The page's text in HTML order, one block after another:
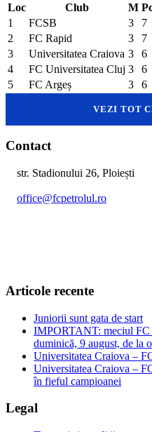
Loc Club M
1
FCSB 3
7
2
FC Rapid 3
7
3
Universitatea Craiova 3
6
4
FC Universitatea Cluj 3
6
5
FC Argeș 3 6
VEZI TOT
Contact
str. Stadionului 26, Ploiești
office@fcpetrolul.ro
Articole recente
Juniorii sunt gata de start
IMPORTANT: meciul FC
duminică, 9 august, de la
Universitatea Craiova –
Universitatea Craiova –
în fieful campioanei
Legal